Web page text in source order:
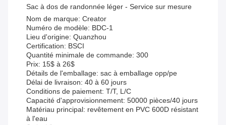
Sac à dos de randonnée léger - Service sur mesure
Nom de marque: Creator
Numéro de modèle: BDC-1
Lieu d'origine: Quanzhou
Certification: BSCI
Quantité minimale de commande: 300
Prix: 15$ à 26$
Détails de l'emballage: sac à emballage opp/pe
Délai de livraison: 40 à 60 jours
Conditions de paiement: T/T, L/C
Capacité d'approvisionnement: 50000 pièces/40 jours
Matériau principal: revêtement en PVC 600D résistant
à l'eau